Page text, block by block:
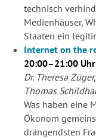
technisch
Medienhäuser,
Staaten ein
Internet on the
20:00–21:00
Dr. Theresa
Thomas
Was haben eine
Ökonom
drängendsten